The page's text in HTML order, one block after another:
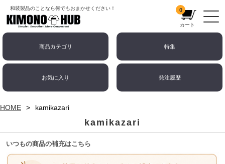
和装製品のことなら何でもおまかせください！ 0
カート
商品カテゴリ 特集
お気に入り 発注履歴
HOME kamikazari
kamikazari
いつもの商品の補充はこちら